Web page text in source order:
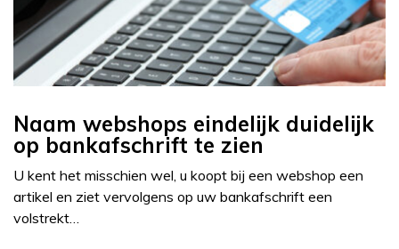
Naam webshops eindelijk duidelijk
op bankafschrift te zien
U kent het misschien wel, u koopt bij een webshop een
artikel en ziet vervolgens op uw bankafschrift een
volstrekt…